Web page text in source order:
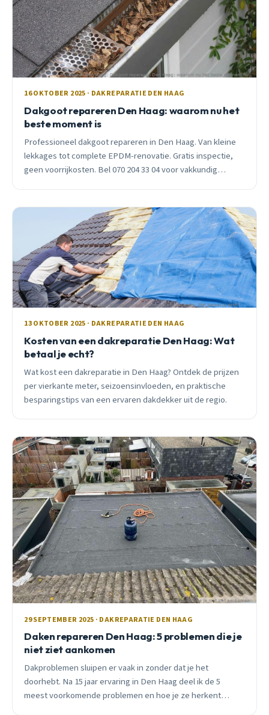
16 OKTOBER 2025 · DAKREPARATIE DEN HAAG
Dakgoot repareren Den Haag: waarom nu het
beste moment is
Professioneel dakgoot repareren in Den Haag. Van kleine
lekkages tot complete EPDM-renovatie. Gratis inspectie,
geen voorrijkosten. Bel 070 204 33 04 voor vakkundig
13 OKTOBER 2025 · DAKREPARATIE DEN HAAG
Kosten van een dakreparatie Den Haag: Wat
betaal je echt?
Wat kost een dakreparatie in Den Haag? Ontdek de prijzen
per vierkante meter, seizoensinvloeden, en praktische
besparingstips van een ervaren dakdekker uit de regio.
29 SEPTEMBER 2025 · DAKREPARATIE DEN HAAG
Daken repareren Den Haag: 5 problemen die je
niet ziet aankomen
Dakproblemen sluipen er vaak in zonder dat je het
doorhebt. Na 15 jaar ervaring in Den Haag deel ik de 5
meest voorkomende problemen en hoe je ze herkent